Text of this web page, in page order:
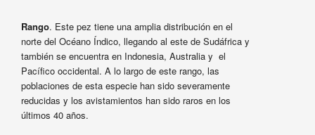
Rango. Este pez tiene una amplia distribución en el
norte del Océano Índico, llegando al este de Sudáfrica y
también se encuentra en Indonesia, Australia y el
Pacífico occidental. A lo largo de este rango, las
poblaciones de esta especie han sido severamente
reducidas y los avistamientos han sido raros en los
últimos 40 años.